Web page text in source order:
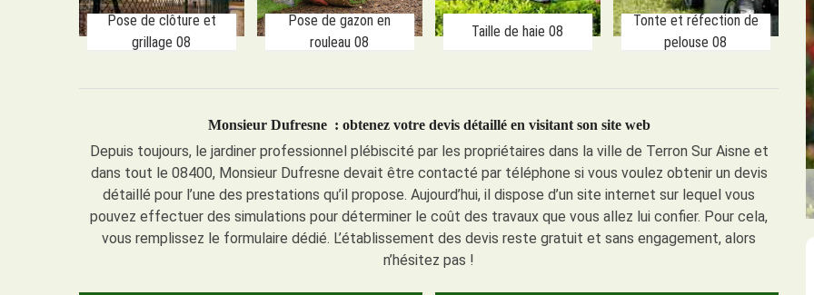
Pose de clôture et
grillage 08
Pose de gazon en
rouleau 08
Taille de haie 08
Tonte et réfection de
pelouse 08
Monsieur Dufresne : obtenez votre devis détaillé en visitant son site web
Depuis toujours, le jardiner professionnel plébiscité par les propriétaires dans la ville de Terron Sur Aisne et
dans tout le 08400, Monsieur Dufresne devait être contacté par téléphone si vous voulez obtenir un devis
détaillé pour l’une des prestations qu’il propose. Aujourd’hui, il dispose d’un site internet sur lequel vous
pouvez effectuer des simulations pour déterminer le coût des travaux que vous allez lui confier. Pour cela,
vous remplissez le formulaire dédié. L’établissement des devis reste gratuit et sans engagement, alors
n’hésitez pas !